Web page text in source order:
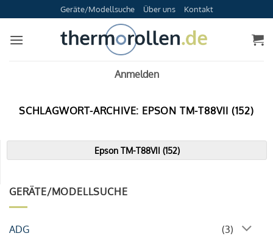
Inhalt
springen
Geräte/Modellsuche Über uns Kontakt
Anmelden
SCHLAGWORT-ARCHIVE: EPSON TM-T88VII (152)
GERÄTE/MODELLSUCHE
ADG
(3)
Epson TM-T88VII (152)